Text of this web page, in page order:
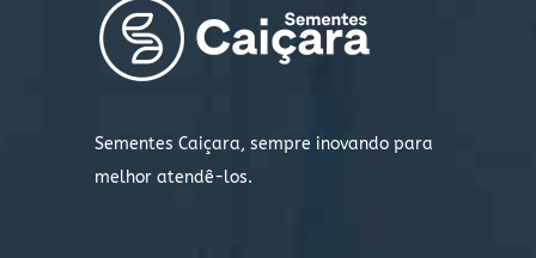
Sementes Caiçara, sempre inovando para
melhor atendê-los.